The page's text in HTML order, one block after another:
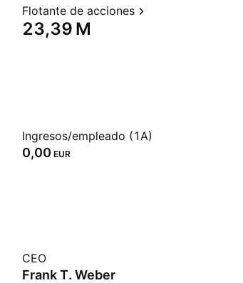
Flotante de acciones
‪23,39 M‬
Ingresos/empleado (1A)
0,00 EUR
CEO
Frank T. Weber